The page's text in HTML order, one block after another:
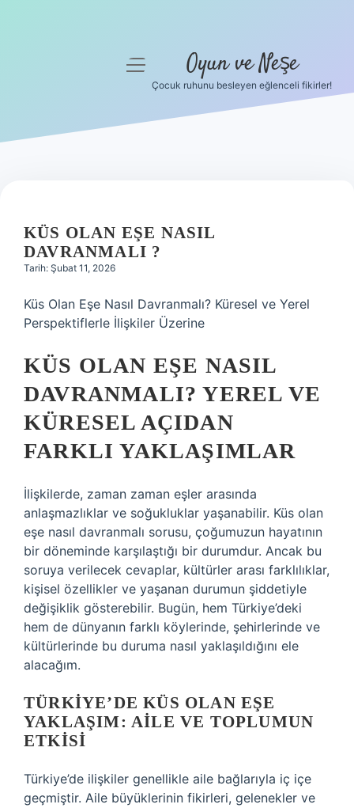
Hakkımızda
menüyü
Oyun ve Neşe
Çocuk ruhunu besleyen eğlenceli fikirler!
KÜS OLAN EŞE NASIL
DAVRANMALI ?
Tarih: Şubat 11, 2026
Küs Olan Eşe Nasıl Davranmalı? Küresel ve Yerel
Perspektiflerle İlişkiler Üzerine
KÜS OLAN EŞE NASIL
DAVRANMALI? YEREL VE
KÜRESEL AÇIDAN
FARKLI YAKLAŞIMLAR
İlişkilerde, zaman zaman eşler arasında
anlaşmazlıklar ve soğukluklar yaşanabilir. Küs olan
eşe nasıl davranmalı sorusu, çoğumuzun hayatının
bir döneminde karşılaştığı bir durumdur. Ancak bu
soruya verilecek cevaplar, kültürler arası farklılıklar,
kişisel özellikler ve yaşanan durumun şiddetiyle
değişiklik gösterebilir. Bugün, hem Türkiye’deki
hem de dünyanın farklı köylerinde, şehirlerinde ve
kültürlerinde bu duruma nasıl yaklaşıldığını ele
alacağım.
TÜRKIYE’DE KÜS OLAN EŞE
YAKLAŞIM: AILE VE TOPLUMUN
ETKISI
Türkiye’de ilişkiler genellikle aile bağlarıyla iç içe
geçmiştir. Aile büyüklerinin fikirleri, gelenekler ve